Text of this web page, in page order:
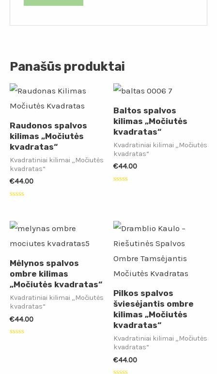
Panašūs produktai
Raudonos spalvos
kilimas „Močiutės
kvadratas“
Kvadratiniai kilimai „Močiutės
kvadratas“
€44.00
5
Baltos spalvos
kilimas „Močiutės
kvadratas“
Kvadratiniai kilimai „Močiutės
kvadratas“
€44.00
Mėlynos spalvos
ombre kilimas
„Močiutės kvadratas“
Kvadratiniai kilimai „Močiutės
kvadratas“
€44.00
Pilkos spalvos
šviesėjantis ombre
kilimas „Močiutės
kvadratas“
Kvadratiniai kilimai „Močiutės
kvadratas“
€44.00